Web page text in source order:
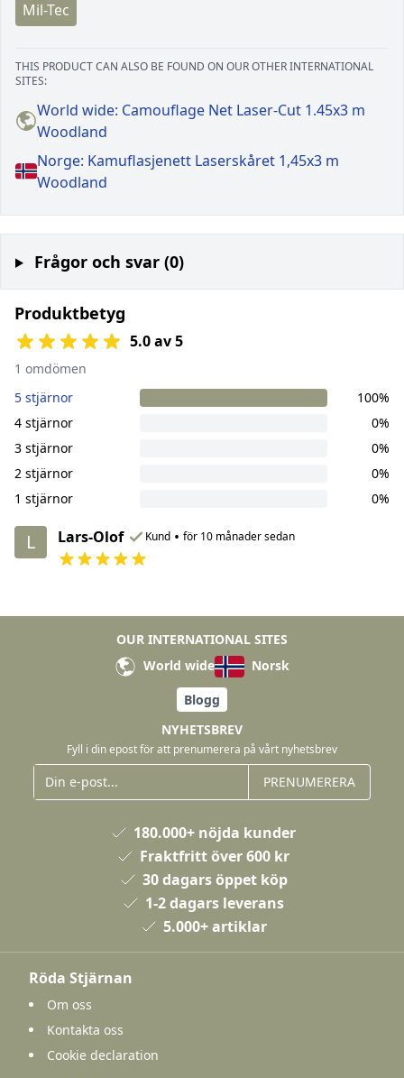
Mil-Tec
THIS PRODUCT CAN ALSO BE FOUND ON OUR OTHER INTERNATIONAL
SITES:
World wide: Camouflage Net Laser-Cut 1.45x3 m
Woodland
Norge: Kamuflasjenett Laserskåret 1,45x3 m
Woodland
Frågor och svar (0)
Produktbetyg
5.0 av 5
1 omdömen
5 stjärnor
100%
4 stjärnor
0%
3 stjärnor
0%
2 stjärnor
0%
1 stjärnor
0%
L Lars-Olof Kund • för 10 månader sedan
OUR INTERNATIONAL SITES
World wide
Norsk
Blogg
NYHETSBREV
Fyll i din epost för att prenumerera på vårt nyhetsbrev
PRENUMERERA
180.000+ nöjda kunder
Fraktfritt över 600 kr
30 dagars öppet köp
1-2 dagars leverans
5.000+ artiklar
Röda Stjärnan
Om oss
Kontakta oss
Cookie declaration